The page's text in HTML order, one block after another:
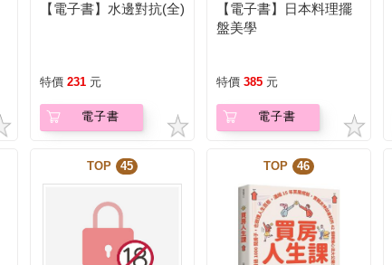
【電子書】水邊對抗(全)
特價 231 元
電子書
【電子書】日本料理擺
盤美學
特價 385 元
電子書
TOP 45 TOP 46